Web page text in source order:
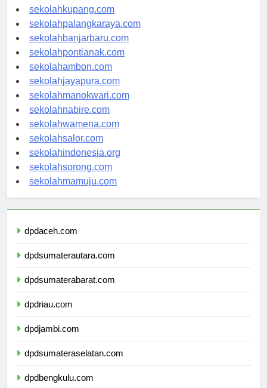
sekolahmanado.com
sekolahkupang.com
sekolahpalangkaraya.com
sekolahbanjarbaru.com
sekolahpontianak.com
sekolahambon.com
sekolahjayapura.com
sekolahmanokwari.com
sekolahnabire.com
sekolahwamena.com
sekolahsalor.com
sekolahindonesia.org
sekolahsorong.com